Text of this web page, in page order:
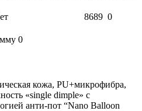
8689 0
0
кожа, PU+микрофибра,
«single dimple» c
анти-пот “Nano Balloon